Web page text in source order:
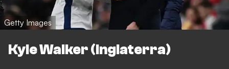
Getty Images
Kyle Walker (Inglaterra)